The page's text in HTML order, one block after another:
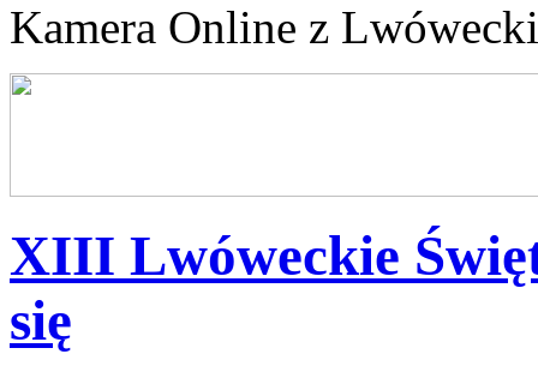
Kamera Online z
XIII Lwóweckie
się